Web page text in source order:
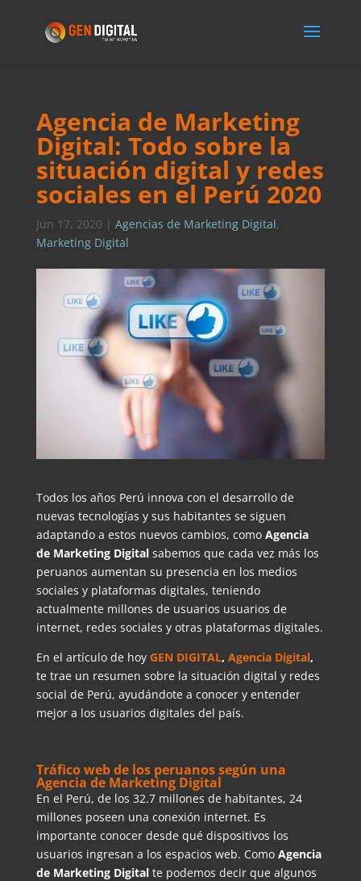
Agencia de Marketing
Digital: Todo sobre la
situación digital y redes
sociales en el Perú 2020
Jun 17, 2020 | Agencias de Marketing Digital,
Marketing Digital
Todos los años Perú innova con el desarrollo de
nuevas tecnologías y sus habitantes se siguen
adaptando a estos nuevos cambios, como Agencia
de Marketing Digital sabemos que cada vez más los
peruanos aumentan su presencia en los medios
sociales y plataformas digitales, teniendo
actualmente millones de usuarios usuarios de
internet, redes sociales y otras plataformas digitales.
En el artículo de hoy GEN DIGITAL, Agencia Digital,
te trae un resumen sobre la situación digital y redes
social de Perú, ayudándote a conocer y entender
mejor a los usuarios digitales del país.
Tráfico web de los peruanos según una
Agencia de Marketing Digital
En el Perú, de los 32.7 millones de habitantes, 24
millones poseen una conexión internet. Es
importante conocer desde qué dispositivos los
usuarios ingresan a los espacios web. Como Agencia
de Marketing Digital te podemos decir que algunos